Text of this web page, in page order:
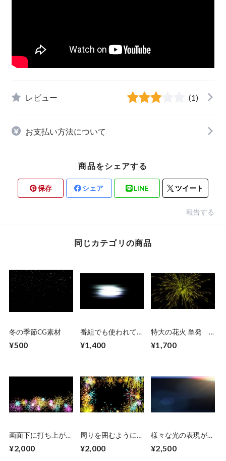
レビュー (1)
お支払い方法について
商品をシェアする
保存 シェア LINE ツイート
報告する
同じカテゴリの商品
冬の季節CG素材
¥500
番組でも使われてい
CG素材１１種
¥1,400
特大の花火 単発
¥1,700
画面下に打ち上がる
¥2,000
周りを囲むように打
¥2,000
様々な光の表現がで
キスト素材2個＆
¥2,500